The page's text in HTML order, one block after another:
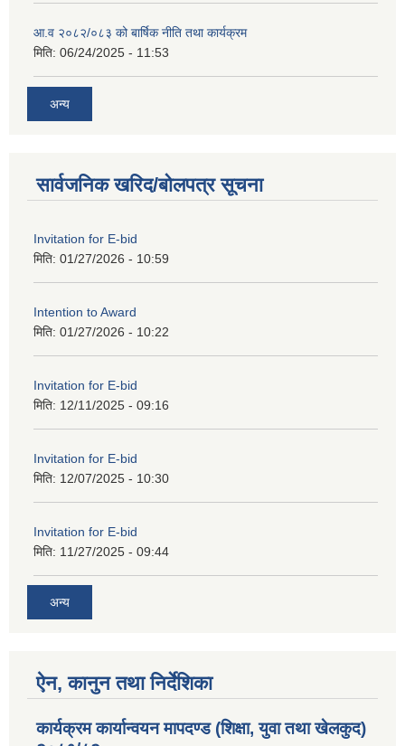
आ.व २०८२/०८३ को बार्षिक नीति तथा कार्यक्रम
मिति: 06/24/2025 - 11:53
अन्य
सार्वजनिक खरिद/बोलपत्र सूचना
Invitation for E-bid
मिति: 01/27/2026 - 10:59
Intention to Award
मिति: 01/27/2026 - 10:22
Invitation for E-bid
मिति: 12/11/2025 - 09:16
Invitation for E-bid
मिति: 12/07/2025 - 10:30
Invitation for E-bid
मिति: 11/27/2025 - 09:44
अन्य
ऐन, कानुन तथा निर्देशिका
कार्यक्रम कार्यान्वयन मापदण्ड (शिक्षा, युवा तथा खेलकुद)